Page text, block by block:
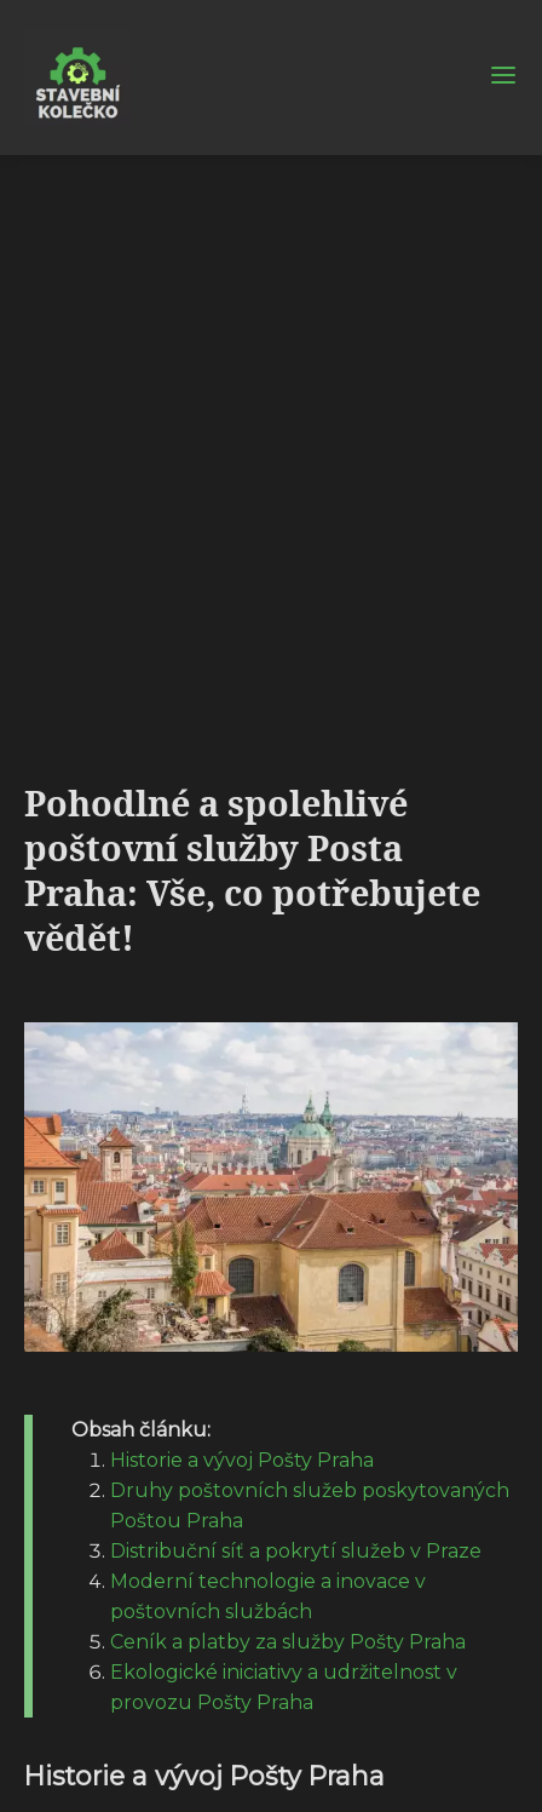
Pohodlné a spolehlivé
poštovní služby Posta
Praha: Vše, co potřebujete
vědět!
Obsah článku:
Historie a vývoj Pošty Praha
Druhy poštovních služeb poskytovaných
Poštou Praha
Distribuční síť a pokrytí služeb v Praze
Moderní technologie a inovace v
poštovních službách
Ceník a platby za služby Pošty Praha
Ekologické iniciativy a udržitelnost v
provozu Pošty Praha
Historie a vývoj Pošty Praha